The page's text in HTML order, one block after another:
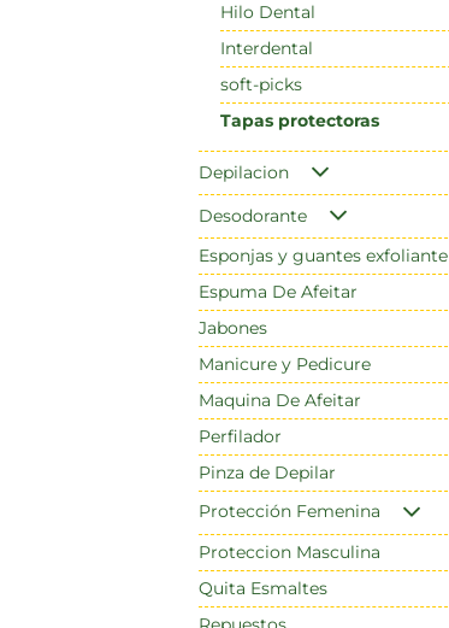
Hilo Dental
Interdental
soft-picks
Tapas protectoras
Depilacion
Desodorante
Esponjas y guantes exfoliante
Espuma De Afeitar
Jabones
Manicure y Pedicure
Maquina De Afeitar
Perfilador
Pinza de Depilar
Protección Femenina
Proteccion Masculina
Quita Esmaltes